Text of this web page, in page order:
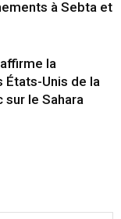
à Sebta et
la
États-Unis de la
sur le Sahara